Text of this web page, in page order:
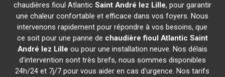
chaudières fioul Atlantic Saint André lez Lille, pour garantir
une chaleur confortable et efficace dans vos foyers. Nous
intervenons rapidement pour répondre à vos besoins, que
ce soit pour une panne de chaudière fioul Atlantic Saint
André lez Lille ou pour une installation neuve. Nos délais
d'intervention sont très brefs, nous sommes disponibles
24h/24 et 7j/7 pour vous aider en cas d'urgence. Nos tarifs